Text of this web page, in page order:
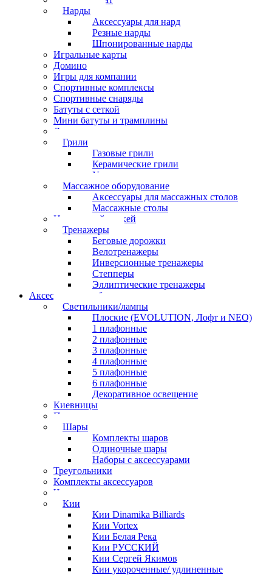
Нарды
Аксессуары для нард
Резные нарды
Шпонированные нарды
Игральные карты
Домино
Игры для компании
Спортивные комплексы
Спортивные снаряды
Батуты с сеткой
Мини батуты и трамплины
Дартс
Грили
Газовые грили
Керамические грили
Угольные грили
Массажное оборудование
Аксессуары для массажных столов
Массажные столы
Настольный хоккей
Тренажеры
Беговые дорожки
Велотренажеры
Инверсионные тренажеры
Степперы
Эллиптические тренажеры
Аксессуары для бильярда
Светильники/лампы
Плоские (EVOLUTION, Лофт и NEO)
1 плафонные
2 плафонные
3 плафонные
4 плафонные
5 плафонные
6 плафонные
Декоративное освещение
Киевницы
Полочки
Шары
Комплекты шаров
Одиночные шары
Наборы с аксессуарами
Треугольники
Комплекты аксессуаров
Часы
Кии
Кии Dinamika Billiards
Кии Vortex
Кии Белая Река
Кии РУССКИЙ
Кии Сергей Якимов
Кии укороченные/ удлиненные